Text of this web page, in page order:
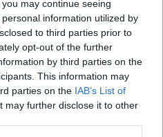
may continue seeing
information utilized by
to third parties prior to
opt-out of the further
by third parties on the
This information may
parties on the IAB’s List of
may further disclose it to other
της να ζήσουν την
έκπληξη.